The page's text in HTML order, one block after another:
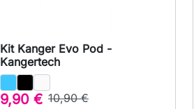
 Γρήγορη προβολή
Kit Kanger Evo Pod -
Kangertech
9,90 € 10,90 €